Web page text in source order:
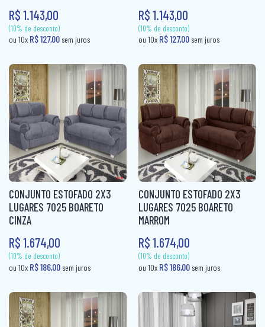
COLCHÃO QUEEN MOLAS
COLCHÃO SOLTEIRÃO
COLCHÃO SOLTEIRO
COLCHÃO SOLTEIRO MOLAS
COLCHÃO VIUVA
CÔMODA
MESA DE CABECEIRA
PAINEL BOX
ROUPEIRO CASAL
ROUPEIRO CASAL PORTA COMUM
ROUPEIRO CASAL PORTA CORRER
ROUPEIRO INFANTIL
ROUPEIRO PORTA COMUM
(10% de desconto)
ou 10xR$ 127,00
(10% de desconto)
ou 10x
R$ 1.143,00
(10% de desconto)
ou 10x R$ 127,00 sem juros
R$ 1.143,00
(10% de desconto)
ou 10x R$ 127,00sem
CONJUNTO ESTOFADO 2X3
LUGARES 7025 BOARETO
CINZA
R$ 1.674,00
CONJUNTO ESTOFADO 2X3
LUGARES 7025 BOARETO
MARROM
R$ 1.674,00